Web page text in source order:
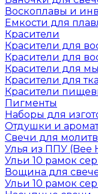
Воскоплавы и
Емкости для
Красители
Красители для
Красители для
Красители для
Красители для
Красители
Пигменты
Наборы для
Отдушки и
Свечи для
Улья из ППУ (Bee
Ульи 10 рамок
Вощина для
Ульи 10 рамок